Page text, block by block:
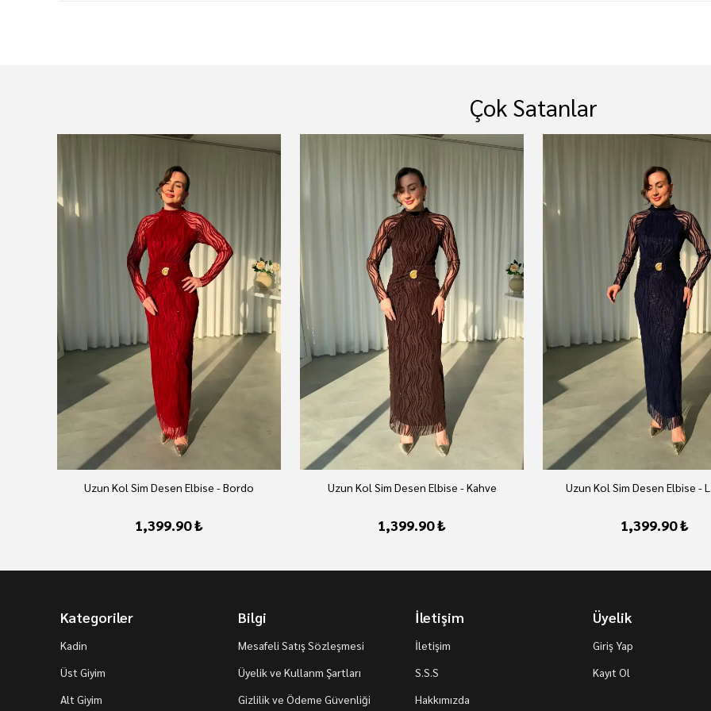
Çok Satanlar
Uzun Kol Sim Desen Elbise - Bordo
1,399.90 ₺
Uzun Kol Sim Desen Elbise - Kahve
1,399.90 ₺
Uzun Kol Sim Desen Elbise -
1,399.90 ₺
Kategoriler
Kadin
Üst Giyim
Alt Giyim
Bilgi
Mesafeli Satış Sözleşmesi
Üyelik ve Kullanm Şartları
Gizlilik ve Ödeme Güvenliği
İletişim
İletişim
S.S.S
Hakkımızda
Üyelik
Giriş Yap
Kayıt Ol